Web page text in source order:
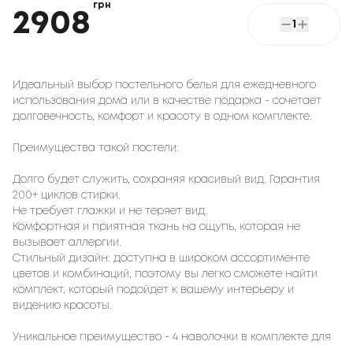
2908
грн
1
Идеальный выбор постельного белья для ежедневного
использования дома или в качестве подарка - сочетает
долговечность, комфорт и красоту в одном комплекте.
Преимущества такой постели:
Долго будет служить, сохраняя красивый вид. Гарантия
200+ циклов стирки.
Не требует глажки и не теряет вид.
Комфортная и приятная ткань на ощупь, которая не
вызывает аллергии.
Стильный дизайн: доступна в широком ассортименте
цветов и комбинаций, поэтому вы легко сможете найти
комплект, который подойдет к вашему интерьеру и
видению красоты.
Уникальное преимущество - 4 наволочки в комплекте для